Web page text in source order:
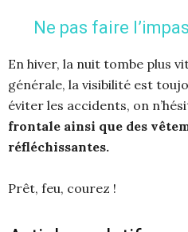
Ne pas faire
En hiver, la nuit tombe plus
générale, la visibilité est
éviter les accidents, on
frontale ainsi que des
réfléchissantes.
Prêt, feu, courez !